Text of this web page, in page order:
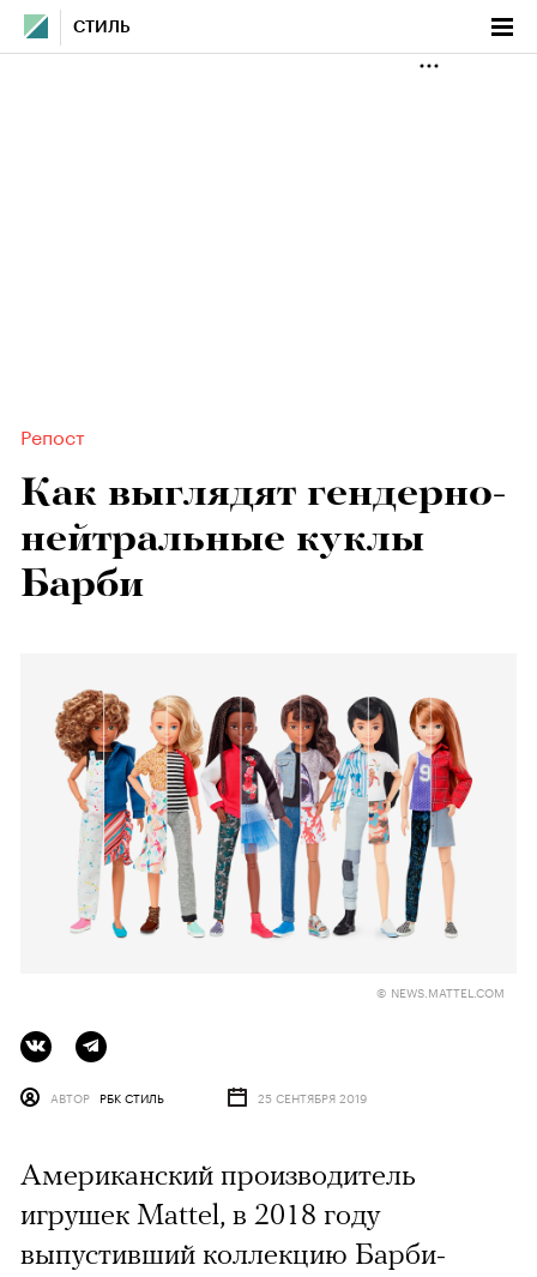
СТИЛЬ
Репост
Как выглядят гендерно-
нейтральные куклы
Барби
© NEWS.MATTEL.COM
АВТОР РБК СТИЛЬ 25 СЕНТЯБРЯ 2019
Американский производитель
игрушек Mattel, в 2018 году
выпустивший коллекцию Барби-